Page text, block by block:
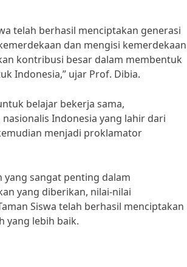
telah berhasil menciptakan generasi
dan mengisi kemerdekaan
kontribusi besar dalam membentuk
Indonesia,” ujar Prof. Dibia.
belajar bekerja sama,
Indonesia yang lahir dari
menjadi proklamator
yang sangat penting dalam
yang diberikan, nilai-nilai
Siswa telah berhasil menciptakan
yang lebih baik.